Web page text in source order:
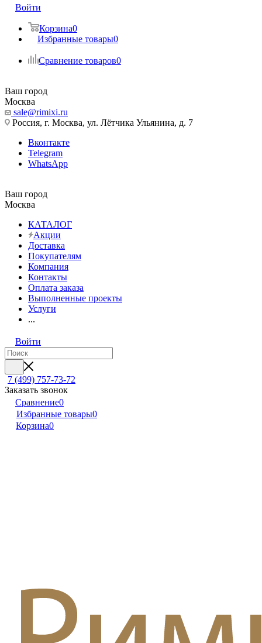
Войти
Корзина0
Избранные товары0
Сравнение товаров0
Ваш город
Москва
sale@rimixi.ru
Россия, г. Москва, ул. Лётчика Ульянина, д. 7
Вконтакте
Telegram
WhatsApp
Ваш город
Москва
КАТАЛОГ
Акции
Доставка
Покупателям
Компания
Контакты
Оплата заказа
Выполненные проекты
Услуги
...
Войти
7 (499) 757-73-72
Заказать звонок
Сравнение0
Избранные товары0
Корзина0